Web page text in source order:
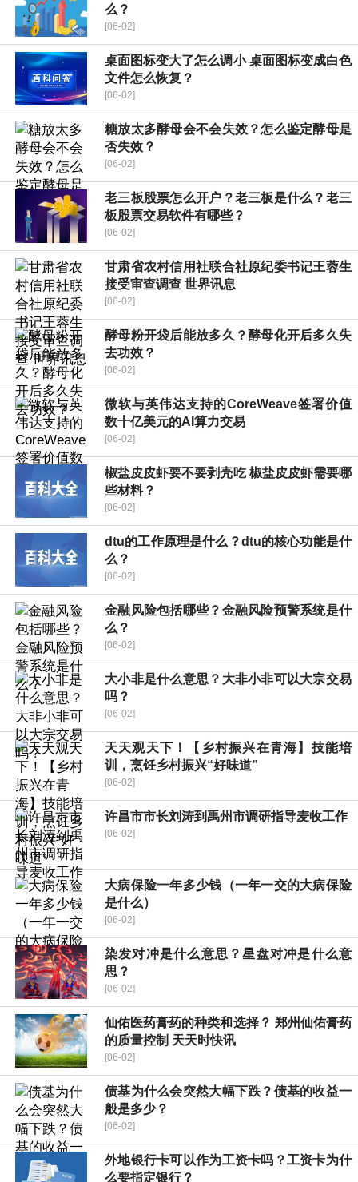
么？
[06-02]
桌面图标变大了怎么调小 桌面图标变成白色
文件怎么恢复？
[06-02]
糖放太多酵母会不会失效？怎么鉴定酵母是
否失效？
[06-02]
老三板股票怎么开户？老三板是什么？老三
板股票交易软件有哪些？
[06-02]
甘肃省农村信用社联合社原纪委书记王蓉生
接受审查调查 世界讯息
[06-02]
酵母粉开袋后能放多久？酵母化开后多久失
去功效？
[06-02]
微软与英伟达支持的CoreWeave签署价值
数十亿美元的AI算力交易
[06-02]
椒盐皮皮虾要不要剥壳吃 椒盐皮皮虾需要哪
些材料？
[06-02]
dtu的工作原理是什么？dtu的核心功能是什
么？
[06-02]
金融风险包括哪些？金融风险预警系统是什
么？
[06-02]
大小非是什么意思？大非小非可以大宗交易
吗？
[06-02]
天天观天下！【乡村振兴在青海】技能培
训，烹饪乡村振兴“好味道”
[06-02]
许昌市市长刘涛到禹州市调研指导麦收工作
[06-02]
大病保险一年多少钱（一年一交的大病保险
是什么）
[06-02]
染发对冲是什么意思？星盘对冲是什么意
思？
[06-02]
仙佑医药膏药的种类和选择？ 郑州仙佑膏药
的质量控制 天天时快讯
[06-02]
债基为什么会突然大幅下跌？债基的收益一
般是多少？
[06-02]
外地银行卡可以作为工资卡吗？工资卡为什
么要指定银行？